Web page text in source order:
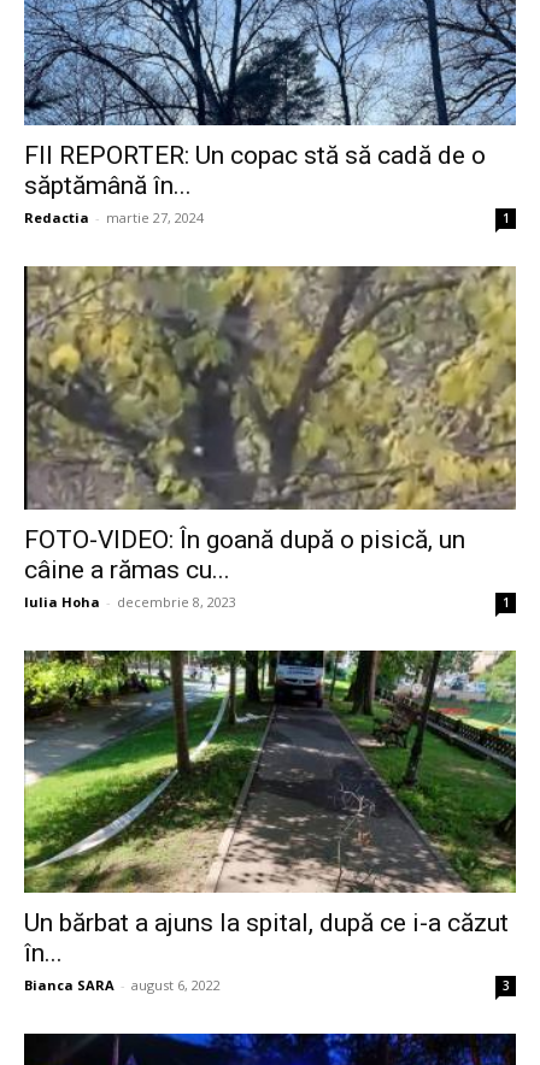
FII REPORTER: Un copac stă să cadă de o
săptămână în...
Redactia - martie 27, 2024 1
FOTO-VIDEO: În goană după o pisică, un
câine a rămas cu...
Iulia Hoha - decembrie 8, 2023 1
Un bărbat a ajuns la spital, după ce i-a căzut
în...
Bianca SARA - august 6, 2022 3